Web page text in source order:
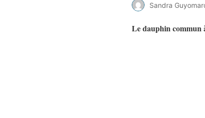
Sandra
Le dauphin commun